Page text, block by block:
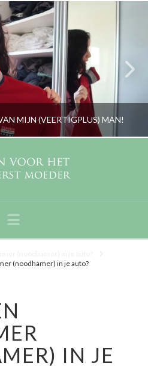
MIJN (VEERTIGPLUS) MAN!
Navigation
(noodhamer) in je auto?
IN JE